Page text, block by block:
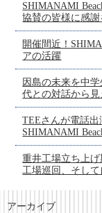
SHIMANAMI
協賛の皆様に感謝
開催間近！
アの活躍
因島の未来を中
代との対話から
TEEさんが電話出
SHIMANAMI
重井工場立ち上
工場巡回、そし
アーカイブ